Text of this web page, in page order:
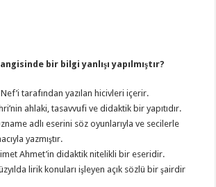
bir bilgi yanlışı yapılmıştır?
tarafından yazılan hicivleri içerir.
ahlaki, tasavvufi ve didaktik bir yapıtıdır.
adlı eserini söz oyunlarıyla ve secilerle
yazmıştır.
Ahmet’in didaktik nitelikli bir eseridir.
lirik konuları işleyen açık sözlü bir şairdir